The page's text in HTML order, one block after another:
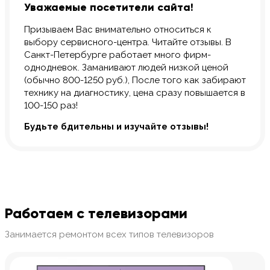
Уважаемые посетители сайта!
Призываем Вас внимательно относиться к
выбору сервисного-центра. Читайте отзывы. В
Санкт-Петербурге работает много фирм-
однодневок. Заманивают людей низкой ценой
(обычно 800-1250 руб.), После того как забирают
технику на диагностику, цена сразу повышается в
100-150 раз!
Будьте бдительны и изучайте отзывы!
Работаем с телевизорами
Занимается ремонтом всех типов телевизоров